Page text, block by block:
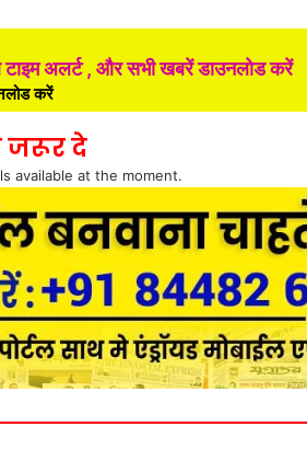
टाइम अलर्ट , और सभी खबरें डाउनलोड करें
करें
जरूर दे
available at the moment.